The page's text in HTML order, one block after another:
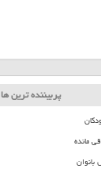
پربیننده ترین ها
مانده